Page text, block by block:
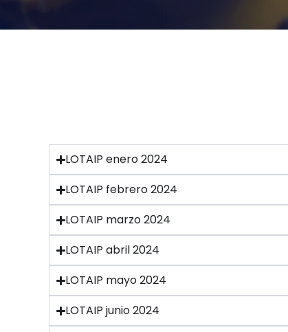
LOTAIP enero 2024
LOTAIP febrero 2024
LOTAIP marzo 2024
LOTAIP abril 2024
LOTAIP mayo 2024
LOTAIP junio 2024